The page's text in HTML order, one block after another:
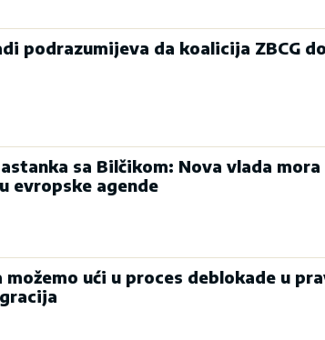
podrazumijeva da koalicija ZBCG
sa Bilčikom: Nova vlada
evropske agende
možemo ući u proces deblokade u